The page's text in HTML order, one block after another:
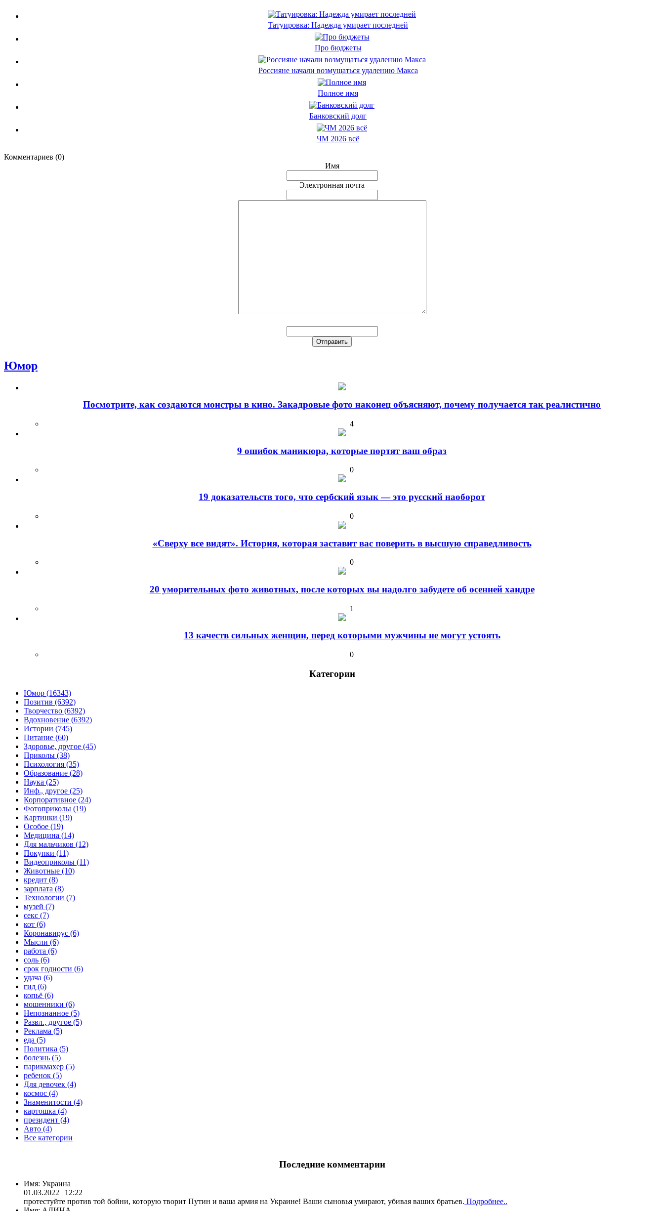
Татуировка: Надежда умирает последней
Про бюджеты
Россияне начали возмущаться удалению Макса
Полное имя
Банковский долг
ЧМ 2026 всё
Комментариев (0)
Имя
Электронная почта
Юмор
Посмотрите, как создаются монстры в кино. Закадровые фото наконец объясняют, почему получается так реалистично
4
9 ошибок маникюра, которые портят ваш образ
0
19 доказательств того, что сербский язык — это русский наоборот
0
«Сверху все видят». История, которая заставит вас поверить в высшую справедливость
0
20 уморительных фото животных, после которых вы надолго забудете об осенней хандре
1
13 качеств сильных женщин, перед которыми мужчины не могут устоять
0
Категории
Юмор (16343)
Позитив (6392)
Творчество (6392)
Вдохновение (6392)
Истории (745)
Питание (60)
Здоровье, другое (45)
Приколы (38)
Психология (35)
Образование (28)
Наука (25)
Инф., другое (25)
Корпоративное (24)
Фотоприколы (19)
Картинки (19)
Особое (19)
Медицина (14)
Для мальчиков (12)
Покупки (11)
Видеоприколы (11)
Животные (10)
кредит (8)
зарплата (8)
Технологии (7)
музей (7)
секс (7)
кот (6)
Коронавирус (6)
Мысли (6)
работа (6)
соль (6)
срок годности (6)
удача (6)
гид (6)
копьё (6)
мошенники (6)
Непознанное (5)
Развл., другое (5)
Реклама (5)
еда (5)
Политика (5)
болезнь (5)
парикмахер (5)
ребенок (5)
Для девочек (4)
космос (4)
Знаменитости (4)
картошка (4)
президент (4)
Авто (4)
Все категории
Последние комментарии
Имя: Украина
01.03.2022 | 12:22
протестуйте против той бойни, которую творит Путин и ваша армия на Украине! Ваши сыновья умирают, убивая ваших братьев. Подробнее..